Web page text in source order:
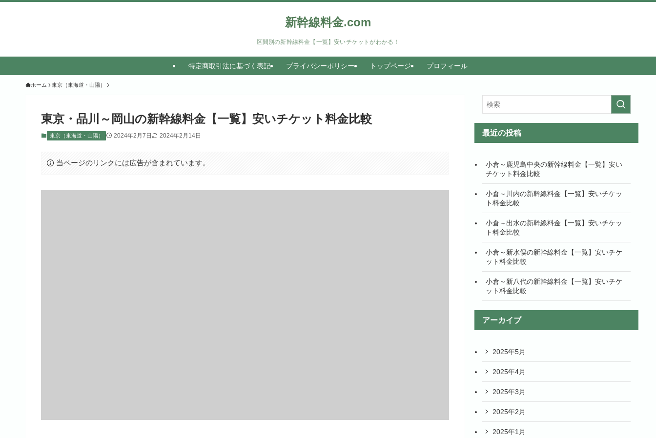
新幹線料金.com
区間別の新幹線料金【一覧】安いチケットがわかる！
特定商取引法に基づく表記 プライバシーポリシー トップページ プロフィール
ホーム 東京（東海道・山陽）
東京・品川～岡山の新幹線料金【一覧】安いチケット料金比較
東京（東海道・山陽） 2024年2月7日 2024年2月14日
当ページのリンクには広告が含まれています。
最近の投稿
小倉～鹿児島中央の新幹線料金【一覧】安い
チケット料金比較
小倉～川内の新幹線料金【一覧】安いチケッ
ト料金比較
小倉～出水の新幹線料金【一覧】安いチケッ
ト料金比較
小倉～新水俣の新幹線料金【一覧】安いチケ
ット料金比較
小倉～新八代の新幹線料金【一覧】安いチケ
ット料金比較
アーカイブ
2025年5月
2025年4月
2025年3月
2025年2月
2025年1月